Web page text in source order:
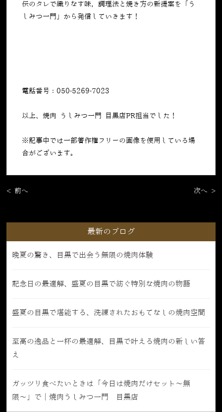
伝のタレで織りなす味，調理法と焼き方の新提案を「う
しみつ一門」から発信していきます！
電話番号：050-5269-7023
以上、焼肉 うしみつ一門 目黒店PR担当でした！
※記事中では一部著作権フリーの画像を使用している場
合がございます。
< 前へ 次へ >
最新のブログ
晩夏の驚き、目黒で出会う無限の焼肉体験
記念日の最適解、盛夏の目黒で紡ぐ特別な焼肉の物語
盛夏の目黒で堪能する、洗練されたおもてなしの焼肉空間
至高の逸品と一杯の最適解、目黒で叶える焼肉の新しい答
え
ガッツリ食べたいときは「今日は焼肉だけセット〜無
限〜」で｜焼肉うしみつ一門 目黒店